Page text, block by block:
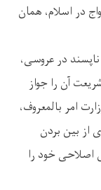
در اسلام، همان
در عروسی،
آن را جواز
امر بالمعروف،
از بین بردن
اصلاحی خود را